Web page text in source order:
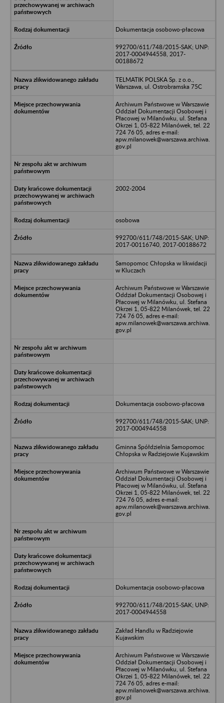
Dokumentacja osobowo-płacowa
992700/611/748/2015-SAK; UNP:
2017-0004944558, 2017-
00188672
TELMATIK POLSKA Sp. z o.o.,
Warszawa, ul. Ostrobramska 75C
Archiwum Państwowe w Warszawie
Oddział Dokumentacji Osobowej i
Płacowej w Milanówku, ul. Stefana
Okrzei 1, 05-822 Milanówek, tel. 22
724 76 05, adres e-mail:
apw.milanowek@warszawa.archiwa.
gov.pl
2002-2004
osobowa
992700/611/748/2015-SAK; UNP:
2017-00116740, 2017-00188672
Samopomoc Chłopska w likwidacji
w Kluczach
Archiwum Państwowe w Warszawie
Oddział Dokumentacji Osobowej i
Płacowej w Milanówku, ul. Stefana
Okrzei 1, 05-822 Milanówek, tel. 22
724 76 05, adres e-mail:
apw.milanowek@warszawa.archiwa.
gov.pl
Dokumentacja osobowo-płacowa
992700/611/748/2015-SAK; UNP:
2017-0004944558
Gminna Spółdzielnia Samopomoc
Chłopska w Radziejowie Kujawskim
Archiwum Państwowe w Warszawie
Oddział Dokumentacji Osobowej i
Płacowej w Milanówku, ul. Stefana
Okrzei 1, 05-822 Milanówek, tel. 22
724 76 05, adres e-mail:
apw.milanowek@warszawa.archiwa.
gov.pl
Dokumentacja osobowo-płacowa
992700/611/748/2015-SAK; UNP:
2017-0004944558
Zakład Handlu w Radziejowie
Kujawskim
Archiwum Państwowe w Warszawie
Oddział Dokumentacji Osobowej i
Płacowej w Milanówku, ul. Stefana
Okrzei 1, 05-822 Milanówek, tel. 22
724 76 05, adres e-mail:
apw.milanowek@warszawa.archiwa.
gov.pl